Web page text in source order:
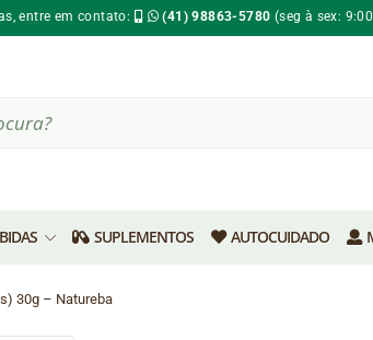
entre em contato: (41) 98863-5780 (seg à sex:
SUPLEMENTOS AUTOCUIDADO
30g – Natureba